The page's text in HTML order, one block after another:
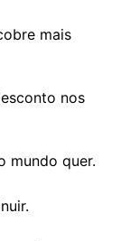
mais
nos
mundo quer.